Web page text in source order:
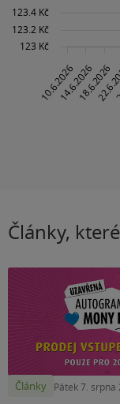
Články,
Články Pátek 7. srpna